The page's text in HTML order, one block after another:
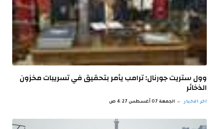
وول ستريت جورنال: ترامب يأمر بتحقيق في تسريبات مخزون
الذخائر
اخر الاخبار الجمعة 07 أغسطس 4:27 ص